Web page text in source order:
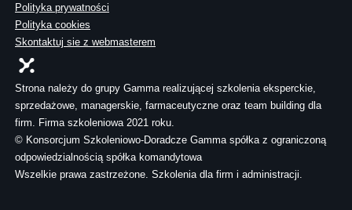
Polityka prywatności
Polityka cookies
Skontaktuj sie z webmasterem
Strona należy do grupy Gamma realizującej szkolenia eksperckie,
sprzedażowe, managerskie, farmaceutyczne oraz team building dla
firm. Firma szkoleniowa 2021 roku.
© Konsorcjum Szkoleniowo-Doradcze Gamma spółka z ograniczoną
odpowiedzialnością spółka komandytowa
Wszelkie prawa zastrzeżone. Szkolenia dla firm i administracji.